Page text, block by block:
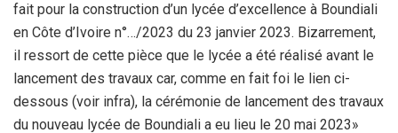
fait pour la construction d’un lycée d’excellence à Boundiali
en Côte d’Ivoire n°…/2023 du 23 janvier 2023. Bizarrement,
il ressort de cette pièce que le lycée a été réalisé avant le
lancement des travaux car, comme en fait foi le lien ci-
dessous (voir infra), la cérémonie de lancement des travaux
du nouveau lycée de Boundiali a eu lieu le 20 mai 2023»